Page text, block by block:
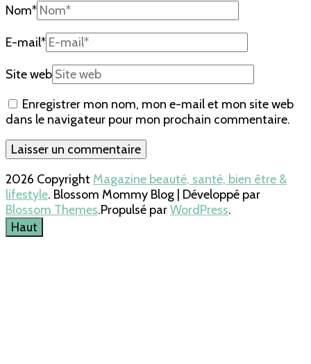
Nom*
E-mail*
Site web
Enregistrer mon nom, mon e-mail et mon site web
dans le navigateur pour mon prochain commentaire.
2026 Copyright Magazine beauté, santé, bien être &
lifestyle. Blossom Mommy Blog | Développé par
Blossom Themes.Propulsé parWordPress.
Haut